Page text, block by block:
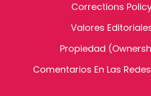
Corrections
Valores
Propiedad
Comentarios En Las